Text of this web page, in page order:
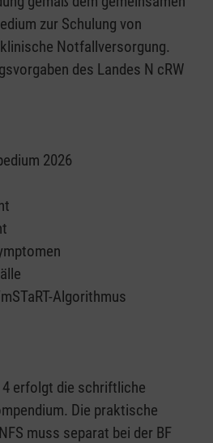
zur Schulung von
Notfallversorgung.
des Landes N cRW
2026
Algorithmus
erfolgt die schriftliche
Die praktische
muss separat bei der BF